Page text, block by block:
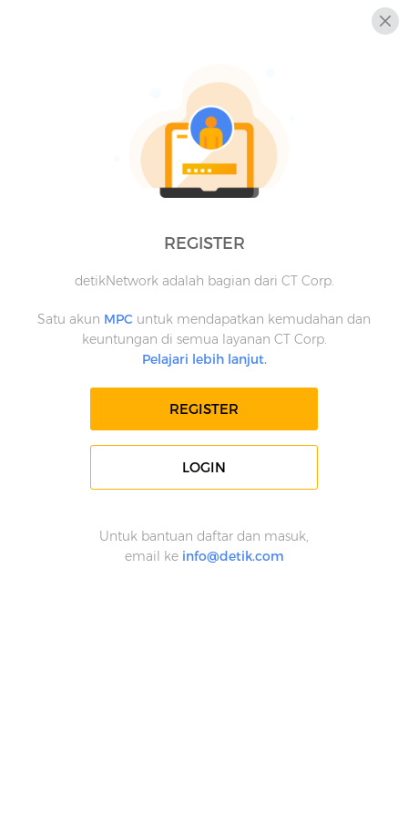
REGISTER
detikNetwork adalah bagian dari CT Corp.
Satu akun MPC untuk mendapatkan kemudahan dan
keuntungan di semua layanan CT Corp.
Pelajari lebih lanjut.
REGISTER
LOGIN
Untuk bantuan daftar dan masuk,
email ke info@detik.com